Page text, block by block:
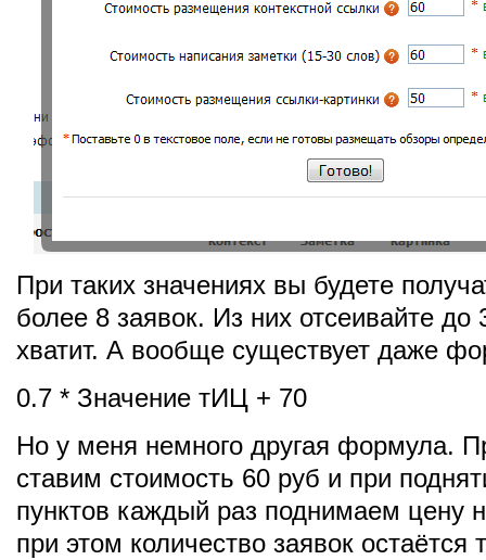
При таких значениях вы будете
более 8 заявок. Из них отсеивайте до
хватит. А вообще существует даже
0.7 * Значение тИЦ + 70
Но у меня немного другая формула.
ставим стоимость 60 руб и при
пунктов каждый раз поднимаем цену
при этом количество заявок остаётся